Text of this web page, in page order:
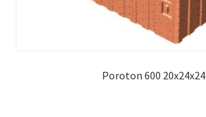
Poroton 600 20x24x24